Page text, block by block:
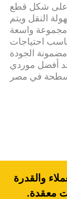
على شكل قطع
النقل ويتم
واسعة
احتياجات
مضمونة الجودة
أفضل موردي
في مصر
والقدرة
معقدة.